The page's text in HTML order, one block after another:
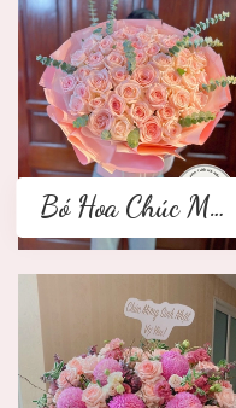
Bó Hoa Chúc Mừng